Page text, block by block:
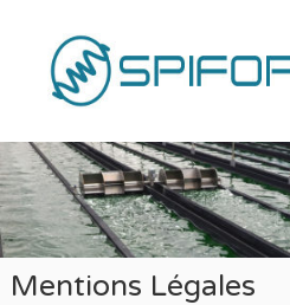
c
o
n
t
Mentions Légales